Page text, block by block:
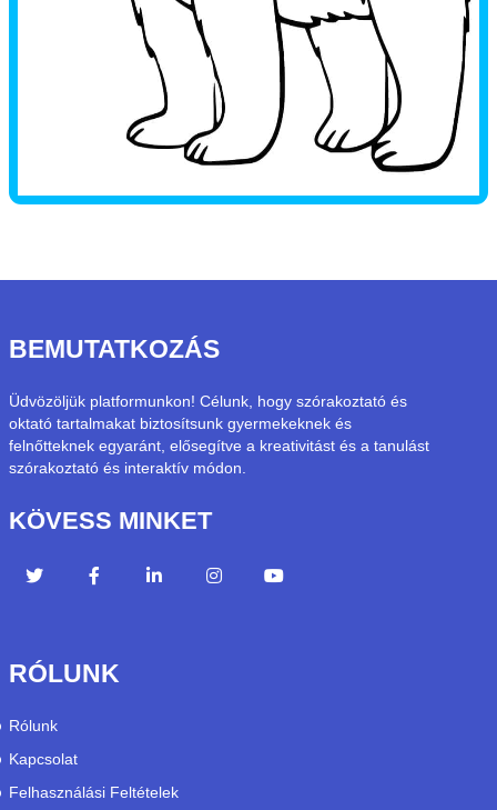
BEMUTATKOZÁS
Üdvözöljük platformunkon! Célunk, hogy szórakoztató és
oktató tartalmakat biztosítsunk gyermekeknek és
felnőtteknek egyaránt, elősegítve a kreativitást és a tanulást
szórakoztató és interaktív módon.
KÖVESS MINKET
RÓLUNK
Rólunk
Kapcsolat
Felhasználási Feltételek